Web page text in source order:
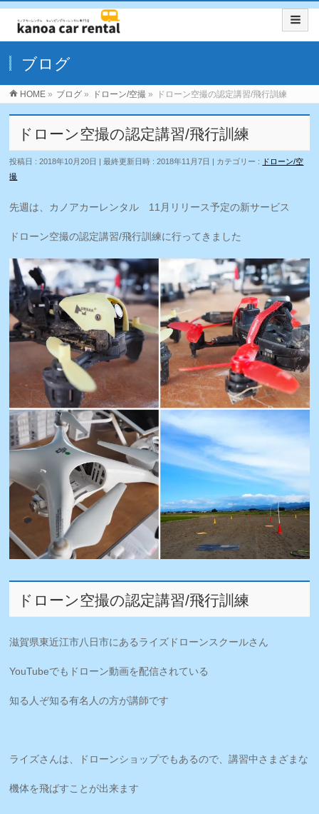
ブログ
HOME » ブログ » ドローン/空撮 » ドローン空撮の認定講習/飛行訓練
ドローン空撮の認定講習/飛行訓練
投稿日 : 2018年10月20日 最終更新日時 : 2018年11月7日 カテゴリー :
ドローン/空
撮
先週は、カノアカーレンタル 11月リリース予定の新サービス
ドローン空撮の認定講習/飛行訓練に行ってきました
ドローン空撮の認定講習/飛行訓練
滋賀県東近江市八日市にあるライズドローンスクールさん
YouTubeでもドローン動画を配信されている
知る人ぞ知る有名人の方が講師です
ライズさんは、ドローンショップでもあるので、講習中さまざまな
機体を飛ばすことが出来ます